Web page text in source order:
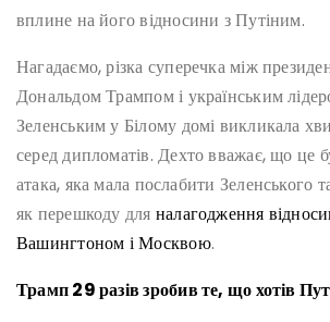
вплине на його відносини з Путіним.
Нагадаємо, різка суперечка між
Дональдом Трампом і українським
Зеленським у Білому домі викликала
серед дипломатів. Дехто вважає, що це
атака, яка мала послабити Зеленського
як перешкоду для налагодження
Вашингтоном і Москвою.
Трамп 29 разів зробив те, що хотів